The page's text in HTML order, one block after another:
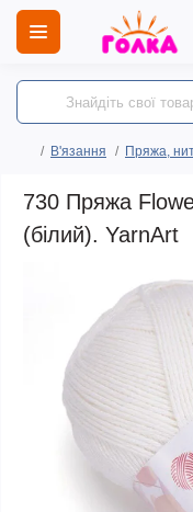
В'язання Пряжа,
730 Пряжа
(білий). YarnArt